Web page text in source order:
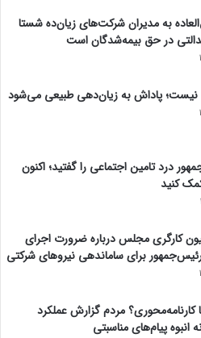
به مدیران شرکت‌های زیان‌ده شستا
در حق بیمه‌شدگان است
نیست؛ پاداش به زیان‌دهی طبیعی می‌شود
درد تامین اجتماعی را گفتید؛ اکنون
کنید
کارگری مجلس درباره ضرورت اجرای
برای ساماندهی نیروهای شرکتی
کارنامه‌محوری؟ مردم گزارش عملکرد
انبوه پیام‌های مناسبتی